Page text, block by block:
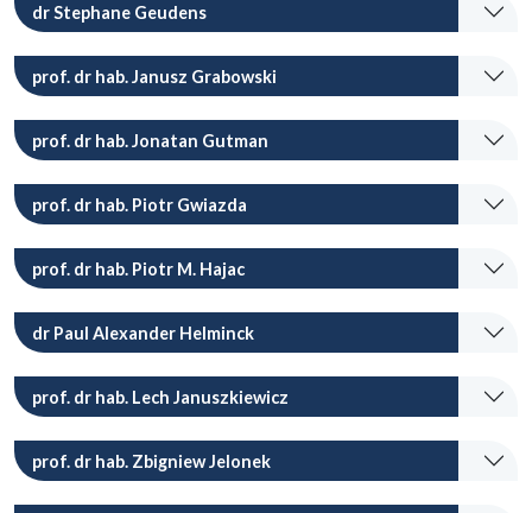
dr Stephane Geudens
prof. dr hab. Janusz Grabowski
prof. dr hab. Jonatan Gutman
prof. dr hab. Piotr Gwiazda
prof. dr hab. Piotr M. Hajac
dr Paul Alexander Helminck
prof. dr hab. Lech Januszkiewicz
prof. dr hab. Zbigniew Jelonek